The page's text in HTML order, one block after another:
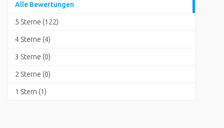
Alle Bewertungen
5 Sterne (122)
4 Sterne (4)
3 Sterne (0)
2 Sterne (0)
1 Stern (1)